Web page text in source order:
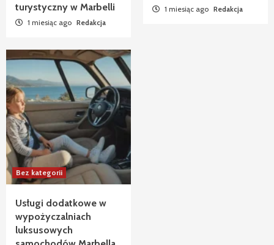
turystyczny w Marbelli
1 miesiąc ago Redakcja
1 miesiąc ago Redakcja
Bez kategorii
Usługi dodatkowe w
wypożyczalniach
luksusowych